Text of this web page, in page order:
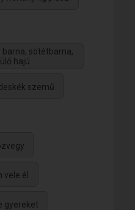
barna, sötétbarna,
hajú
szemű
vele él
gyereket